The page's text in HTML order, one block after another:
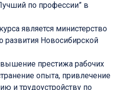
по профессии” в
является министерство
развития Новосибирской
престижа рабочих
опыта, привлечение
и трудоустройству по